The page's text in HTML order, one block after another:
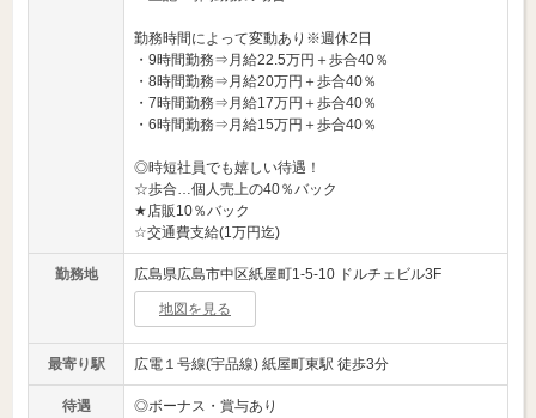
勤務時間によって変動あり※週休2日
・9時間勤務⇒月給22.5万円＋歩合40％
・8時間勤務⇒月給20万円＋歩合40％
・7時間勤務⇒月給17万円＋歩合40％
・6時間勤務⇒月給15万円＋歩合40％
◎時短社員でも嬉しい待遇！
☆歩合…個人売上の40％バック
★店販10％バック
☆交通費支給(1万円迄)
勤務地 広島県広島市中区紙屋町1-5-10 ドルチェビル3F
地図を見る
最寄り駅 広電１号線(宇品線) 紙屋町東駅 徒歩3分
待遇
◎ボーナス・賞与あり